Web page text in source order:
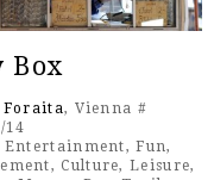
Box
Foraita, Vienna #
14
Entertainment,Fun,
, Culture,Leisure,